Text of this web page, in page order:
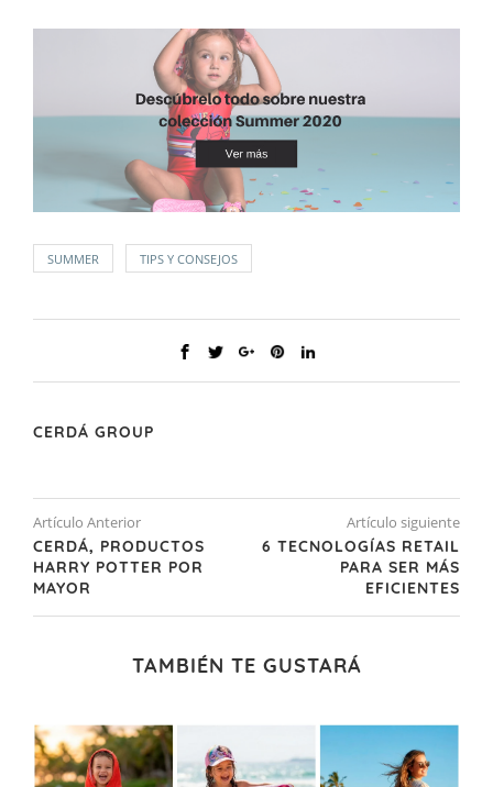
SUMMER TIPS Y CONSEJOS
CERDÁ GROUP
Artículo Anterior
CERDÁ, PRODUCTOS
HARRY POTTER POR
MAYOR
Artículo siguiente
6 TECNOLOGÍAS RETAIL
PARA SER MÁS
EFICIENTES
TAMBIÉN TE GUSTARÁ